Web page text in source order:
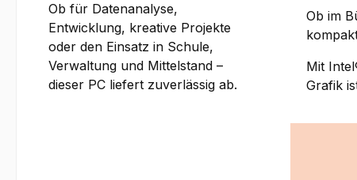
Ob für Datenanalyse,
Entwicklung, kreative Projekte
oder den Einsatz in Schule,
Verwaltung und Mittelstand –
dieser PC liefert zuverlässig ab.
Ob im
Mit
Grafik